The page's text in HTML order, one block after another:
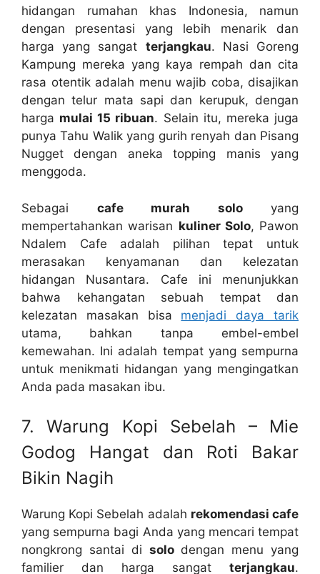
hidangan rumahan khas Indonesia, namun
dengan presentasi yang lebih menarik dan
harga yang sangat terjangkau. Nasi Goreng
Kampung mereka yang kaya rempah dan cita
rasa otentik adalah menu wajib coba, disajikan
dengan telur mata sapi dan kerupuk, dengan
harga mulai 15 ribuan. Selain itu, mereka juga
punya Tahu Walik yang gurih renyah dan Pisang
Nugget dengan aneka topping manis yang
menggoda.
Sebagai cafe murah soloyang
mempertahankan warisan kuliner Solo, Pawon
Ndalem Cafe adalah pilihan tepat untuk
merasakan kenyamanan dan kelezatan
hidangan Nusantara. Cafe ini menunjukkan
bahwa kehangatan sebuah tempat dan
kelezatan masakan bisa menjadi daya tarik
utama, bahkan tanpa embel-embel
kemewahan. Ini adalah tempat yang sempurna
untuk menikmati hidangan yang mengingatkan
Anda pada masakan ibu.
7. Warung Kopi Sebelah – Mie
Godog Hangat dan Roti Bakar
Bikin Nagih
Warung Kopi Sebelah adalah rekomendasi cafe
yang sempurna bagi Anda yang mencari tempat
nongkrong santai di solodengan menu yang
familier dan harga sangat terjangkau.